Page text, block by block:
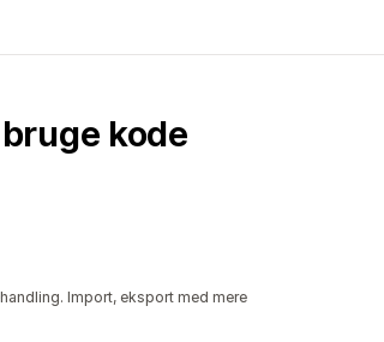
kode
Import, eksport med mere